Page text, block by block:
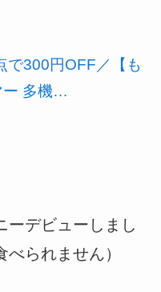
300円OFF／【も
ー 多機…
ーデビューしまし
られません）